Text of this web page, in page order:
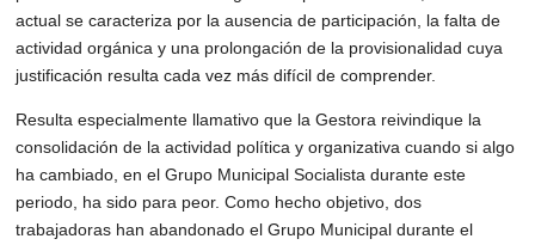
actual se caracteriza por la ausencia de participación, la falta de
actividad orgánica y una prolongación de la provisionalidad cuya
justificación resulta cada vez más difícil de comprender.
Resulta especialmente llamativo que la Gestora reivindique la
consolidación de la actividad política y organizativa cuando si algo
ha cambiado, en el Grupo Municipal Socialista durante este
periodo, ha sido para peor. Como hecho objetivo, dos
trabajadoras han abandonado el Grupo Municipal durante el